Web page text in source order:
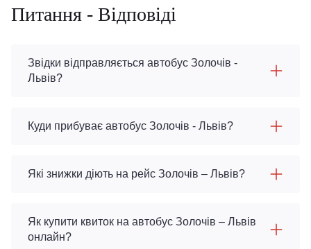
Питання - Відповіді
Звідки відправляється автобус Золочів -
Львів?
Куди прибуває автобус Золочів - Львів?
Які знижки діють на рейс Золочів – Львів?
Як купити квиток на автобус Золочів – Львів
онлайн?